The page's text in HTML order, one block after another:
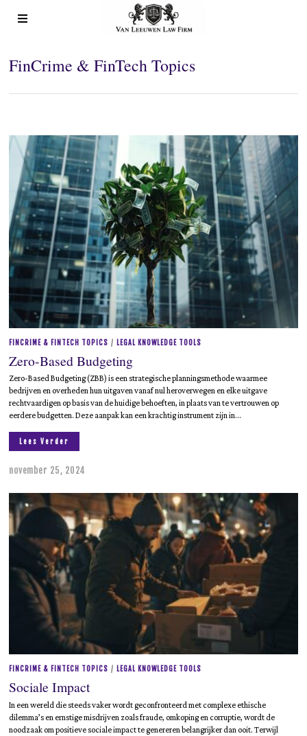
FinCrime & FinTech Topics
FINCRIME & FINTECH TOPICS / LEGAL KNOWLEDGE TOOLS
Zero-Based Budgeting
Zero-Based Budgeting (ZBB) is een strategische planningsmethode waarmee
bedrijven en overheden hun uitgaven vanaf nul heroverwegen en elke uitgave
rechtvaardigen op basis van de huidige behoeften, in plaats van te vertrouwen op
eerdere budgetten. Deze aanpak kan een krachtig instrument zijn in…
Lees Verder
november 25, 2024
c
m
b
e
2
2
0
4
FINCRIME & FINTECH TOPICS / LEGAL KNOWLEDGE TOOLS
Sociale Impact
In een wereld die steeds vaker wordt geconfronteerd met complexe ethische
dilemma’s en ernstige misdrijven zoals fraude, omkoping en corruptie, wordt de
noodzaak om positieve sociale impact te genereren belangrijker dan ooit. Terwijl